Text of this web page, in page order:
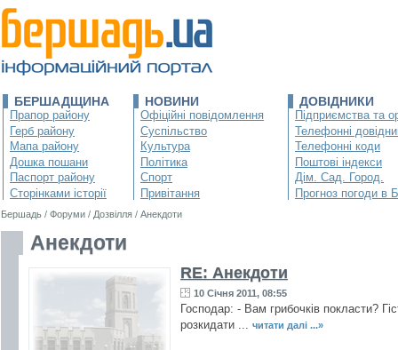
БЕРШАДЩИНА
Прапор району
Герб району
Мапа району
Дошка пошани
Паспорт району
Сторінками історії
НОВИНИ
Офіційні повідомлення
Суспільство
Культура
Політика
Спорт
Привітання
ДОВІДНИКИ
Підприємства та
Телефонні
Телефонні коди
Поштові індекси
Дім. Сад. Город.
Прогноз погоди в
Бершадь / Форуми / Дозвілля / Анекдоти
Анекдоти
RE: Анекдоти
10 Січня 2011, 08:55
Господар: - Вам грибочків покласти?
розкидати ... читати далі ...»